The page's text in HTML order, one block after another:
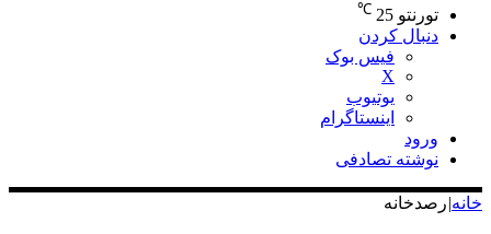
تورنتو 25
℃
دنبال کردن
فیس بوک
X
یوتیوب
اینستاگرام
ورود
نوشته تصادفی
خانه|رصدخانه